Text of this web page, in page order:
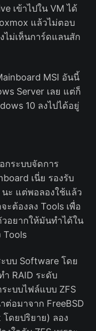
เข้าไปใน VM ได้
แล้วไม่ตอบ
ไม่เห็นการ์ดแลนสัก
MSI อันนี้
Server เลย แต่ก็
10 ลงไปได้อยู่
กระบบจัดการ
เนี่ย รองรับ
นะ แต่พอลองใช้แล้ว
ะต้องลง Tools เพื่อ
อยากให้มันทำได้ใน
Tools
บบ Software โดย
RAID ระดับ
ะบบไฟล์แบบ ZFS
ต่อมาจาก FreeBSD
โดยปริยาย) ลอง